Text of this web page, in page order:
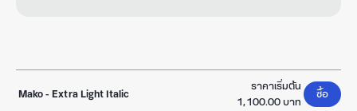
Mako-Extra Light Italic
ราคาเริ่มต้น
1,100.00 บาท
ซื้อ